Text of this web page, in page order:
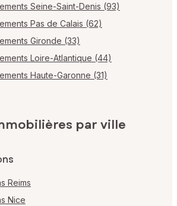
Seine-Saint-Denis (93)
Pas de Calais (62)
Gironde (33)
Loire-Atlantique (44)
Haute-Garonne (31)
par ville
Reims
Nice